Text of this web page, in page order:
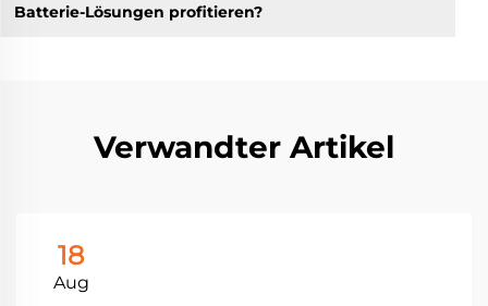
Batterie-Lösungen profitieren?
Verwandter Artikel
18
Aug